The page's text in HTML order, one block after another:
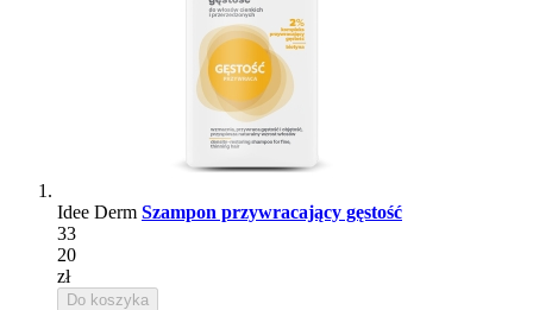
Idee Derm Szampon przywracający gęstość
33
20
zł
Do koszyka